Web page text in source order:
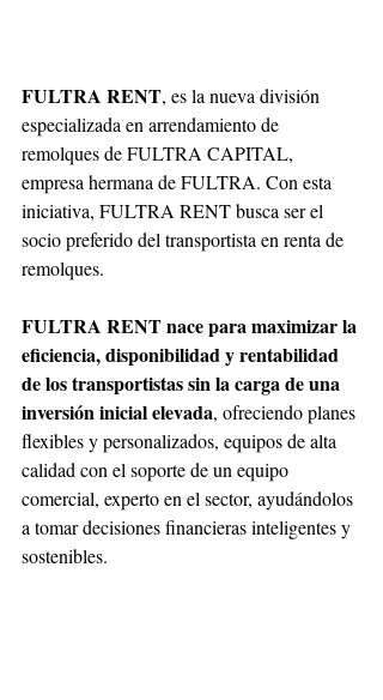
FULTRA RENT, es la nueva división
especializada en arrendamiento de
remolques de FULTRA CAPITAL,
empresa hermana de FULTRA. Con esta
iniciativa, FULTRA RENT busca ser el
socio preferido del transportista en renta de
remolques.
FULTRA RENT nace para maximizar la
eficiencia, disponibilidad y rentabilidad
de los transportistas sin la carga de una
inversión inicial elevada, ofreciendo planes
flexibles y personalizados, equipos de alta
calidad con el soporte de un equipo
comercial, experto en el sector, ayudándolos
a tomar decisiones financieras inteligentes y
sostenibles.